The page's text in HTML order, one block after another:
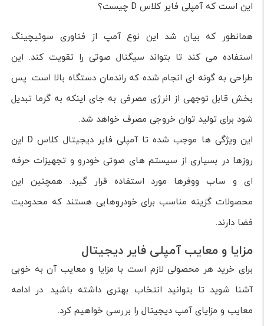
این است که آمپلی فایر کلاس D چیست؟
همانطور که بیان شد این نوع آمپ از فناوری سوئیچینگ
استفاده می کند تا بتواند سیگنال صوتی را تقویت کند. این
طراحی به گونه ای انجام شده که راندمان دستگاه بالا است. پس
بخش قابل توجهی از انرژی مصرفی به جای اینکه به گرما تبدیل
شود برای تولید توان خروجی مصرف خواهد شد.
این ویژگی ها موجب شده تا آمپلی فایر دیجیتال کلاس D این
روزها در بسیاری از سیستم های صوتی خودرو و تجهیزات حرفه
ای و ساب ووفرها مورد استفاده قرار گیرد. همچنین این
محصولات گزینه مناسب برای خودروهایی هستند که محدودیت
فضا دارند.
مزایا و معایب آمپلی فایر دیجیتال
برای خرید هر محصولی لازم است با مزایا و معایب آن به خوبی
آشنا شوید تا بتوانید انتخاب بهتری داشته باشید. در ادامه
معایب و مزایای آمپ دیجیتال را بررسی خواهیم کرد.